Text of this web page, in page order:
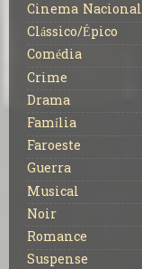
Cinema Nacional
Clássico/Épico
Comédia
Crime
Drama
Família
Faroeste
Guerra
Musical
Noir
Romance
Suspense